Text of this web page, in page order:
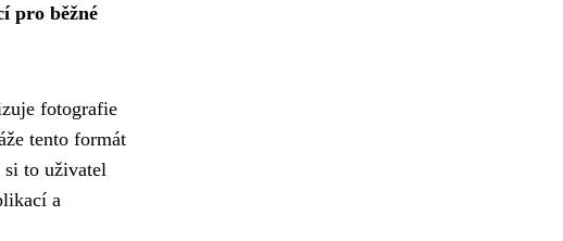
pro běžné
fotografie
tento formát
to uživatel
a